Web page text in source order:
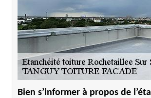
Bien s’informer à propos de